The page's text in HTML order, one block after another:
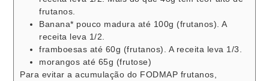
frutanos.
Banana* pouco madura até 100g (frutanos). A
receita leva 1/2.
framboesas até 60g (frutanos). A receita leva 1/3.
morangos até 65g (frutose)
Para evitar a acumulação do FODMAP frutanos,